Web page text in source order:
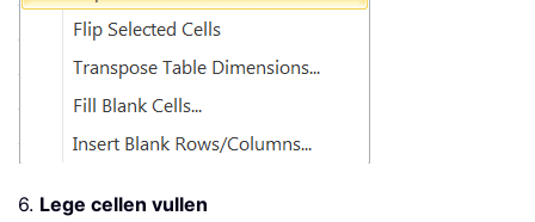
6. Lege cellen vullen